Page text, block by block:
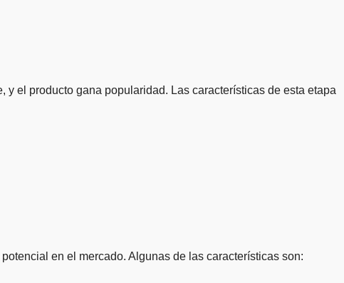
el producto gana popularidad. Las características de esta etapa
en el mercado. Algunas de las características son: